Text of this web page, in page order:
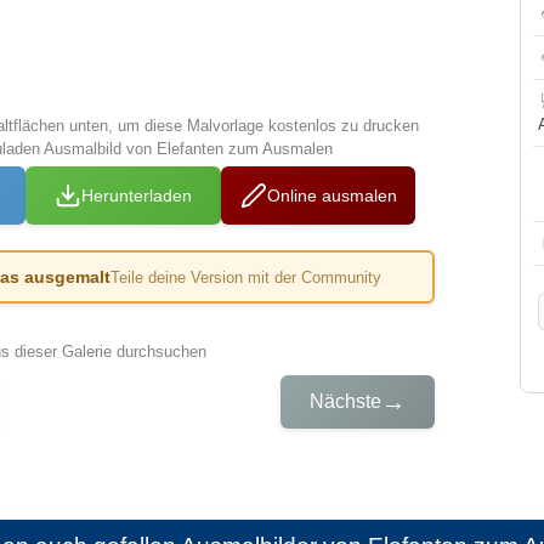
unten, um diese Malvorlage kostenlos zu drucken
Ausmalbild von Elefanten zum Ausmalen
Herunterladen Online ausmalen
ausgemaltTeile deine Version mit der Community
dieser Galerie durchsuchen
Nächste →